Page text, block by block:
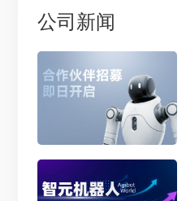
公司新闻